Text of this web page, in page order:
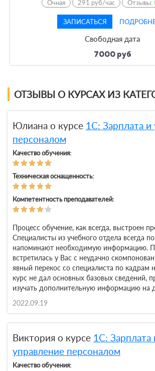
Очная 291 руб/час Отзывы:
ЗАПИСАТЬСЯ
Свободная дата
7000 руб
ОТЗЫВЫ О КУРСАХ ИЗ
Юлиана о курсе 1С: Зарплата и
персоналом
Качество обучения:
Техническая оснащенность:
Компетентность преподавателей:
Процесс обучение, как всегда, выстроен
Специалисты из учебного отдела всегда
напоминают необходимую информацию.
встретилась у Вас с неудачно
явный перекос со специалиста по кадрам
курс не дал основных базовых сведений,
изучать дополнительную информацию на
2022.09.19
Виктория о курсе 1С: Зарплата
управление персоналом
Качество обучения: